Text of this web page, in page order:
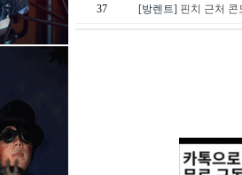
37
[방렌트] 핀치 근처